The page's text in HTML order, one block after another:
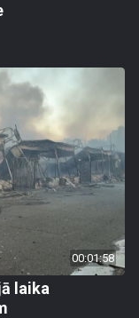
00:01:58
laika